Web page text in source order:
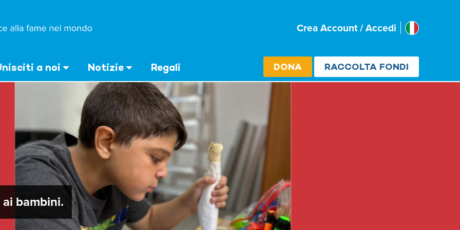
Crea Account / Accedi Select
Italia
a noi Notizie Regali DONA RACCOLTA FONDI
bambini.